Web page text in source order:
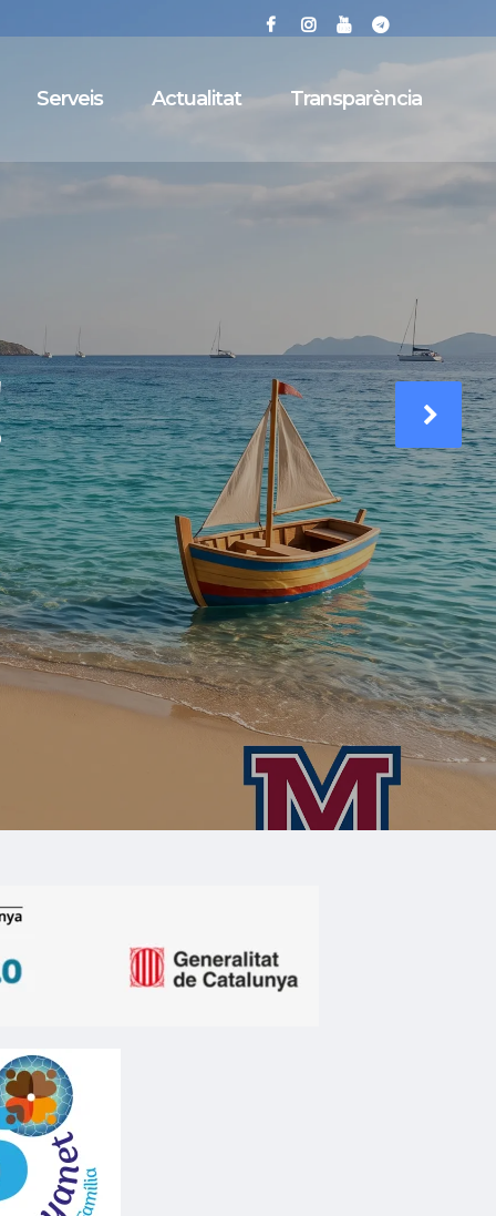
Serveis Actualitat Transparència